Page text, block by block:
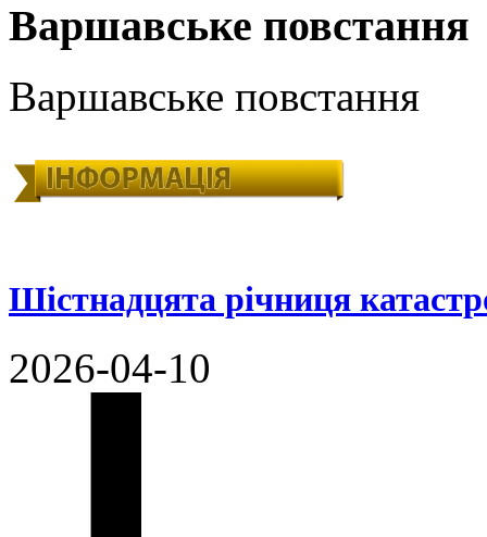
Варшавське повстання
Варшавське повстання
Шістнадцята річниця
2026-04-10